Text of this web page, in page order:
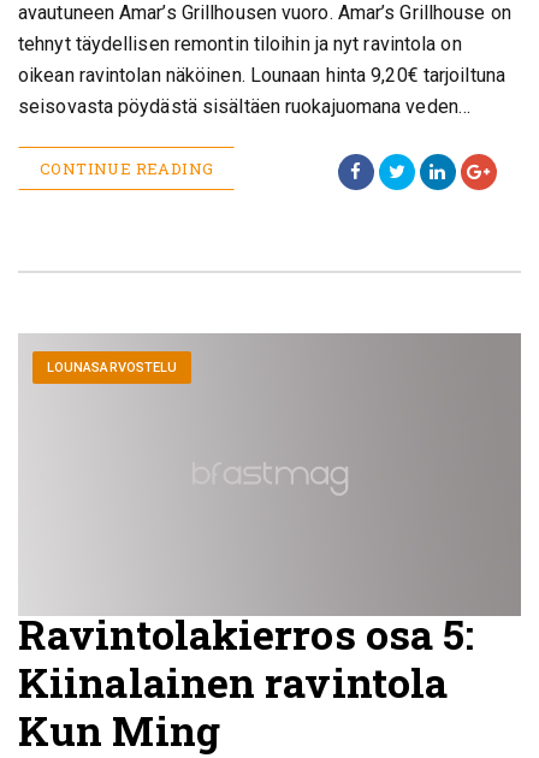
avautuneen Amar’s Grillhousen vuoro. Amar’s Grillhouse on
tehnyt täydellisen remontin tiloihin ja nyt ravintola on
oikean ravintolan näköinen. Lounaan hinta 9,20€ tarjoiltuna
seisovasta pöydästä sisältäen ruokajuomana veden…
CONTINUE READING
LOUNASARVOSTELU
Ravintolakierros osa 5:
Kiinalainen ravintola
Kun Ming